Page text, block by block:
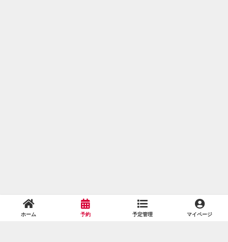
ホーム 予約 予定管理 マイページ